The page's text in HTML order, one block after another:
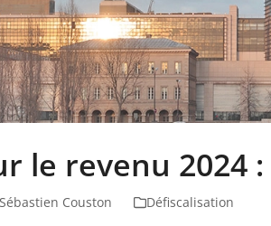
le revenu 2024
Couston Défiscalisation